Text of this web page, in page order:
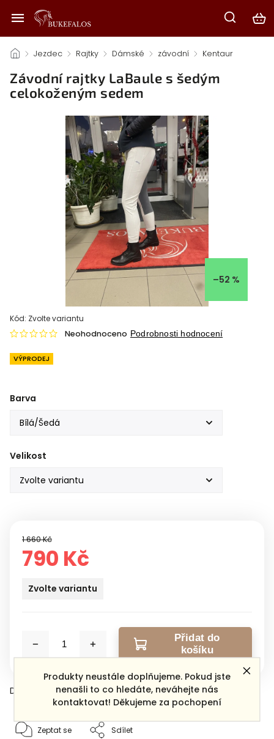
Produkty neustále doplňujeme. Pokud jste
nenašli to co hledáte, neváhejte nás
kontaktovat! Děkujeme za pochopení
/ Jezdec / Rajtky / Dámské / závodní / Kentaur
Závodní rajtky LaBaule s šedým
celokoženým sedem
–52 %
Kód: Zvolte variantu
VÝPRODEJ
Neohodnoceno Podrobnosti hodnocení
Barva
Velikost
1 660 Kč
790 Kč
Zvolte variantu
Přidat do
košíku
Detailní informace
Zeptat se Sdílet